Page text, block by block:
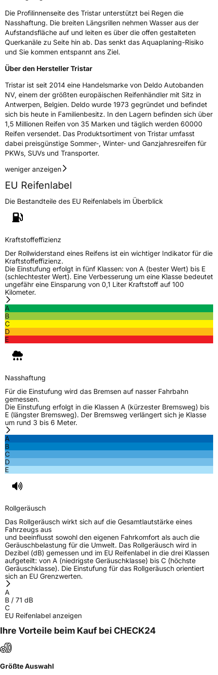
NasshaftungB
Rollgeräusch (Klasse)B
Rollgeräusch (dB)71
FahrzeugklasseC1
3PMSF / Schneeflockensymbol / Alpine-SymbolNein
EPREL ID1286086
Allgemeine Produktsicherheit (GPSR)
HerstellerkontaktDeldo Autobanden NV, Essensteenweg 113
Die Profilinnenseite des Tristar unterstützt bei Regen die
Nasshaftung. Die breiten Längsrillen nehmen Wasser aus der
Aufstandsfläche auf und leiten es über die offen gestalteten
Querkanäle zu Seite hin ab. Das senkt das Aquaplaning-Risiko
und Sie kommen entspannt ans Ziel.
Über den Hersteller Tristar
Tristar ist seit 2014 eine Handelsmarke von Deldo Autobanden
NV, einem der größten europäischen Reifenhändler mit Sitz in
Antwerpen, Belgien. Deldo wurde 1973 gegründet und befindet
sich bis heute in Familienbesitz. In den Lagern befinden sich über
1,5 Millionen Reifen von 35 Marken und täglich werden 60000
Reifen versendet. Das Produktsortiment von Tristar umfasst
dabei preisgünstige Sommer-, Winter- und Ganzjahresreifen für
PKWs, SUVs und Transporter.
weniger anzeigen
EU Reifenlabel
Die Bestandteile des EU Reifenlabels im Überblick
Kraftstoffeffizienz
Der Rollwiderstand eines Reifens ist ein wichtiger Indikator für die
Kraftstoffeffizienz.
Die Einstufung erfolgt in fünf Klassen: von A (bester Wert) bis E
(schlechtester Wert). Eine Verbesserung um eine Klasse bedeutet
ungefähr eine Einsparung von 0,1 Liter Kraftstoff auf 100
Kilometer.
A
B
C
D
E
Nasshaftung
Für die Einstufung wird das Bremsen auf nasser Fahrbahn
gemessen.
Die Einstufung erfolgt in die Klassen A (kürzester Bremsweg) bis
E (längster Bremsweg). Der Bremsweg verlängert sich je Klasse
um rund 3 bis 6 Meter.
A
B
C
D
E
Rollgeräusch
Das Rollgeräusch wirkt sich auf die Gesamtlautstärke eines
Fahrzeugs aus
und beeinflusst sowohl den eigenen Fahrkomfort als auch die
Geräuschbelastung für die Umwelt. Das Rollgeräusch wird in
Dezibel (dB) gemessen und im EU Reifenlabel in die drei Klassen
aufgeteilt: von A (niedrigste Geräuschklasse) bis C (höchste
Geräuschklasse). Die Einstufung für das Rollgeräusch orientiert
sich an EU Grenzwerten.
A
B / 71 dB
C
EU Reifenlabel anzeigen
Ihre Vorteile beim Kauf bei CHECK24
Größte Auswahl